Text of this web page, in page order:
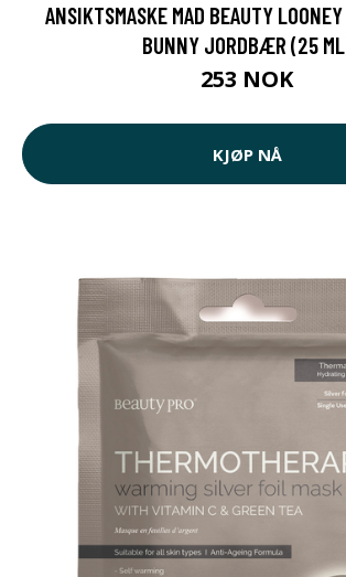
ANSIKTSMASKE MAD BEAUTY
BUNNY JORDBÆR (25
253 NOK
KJØP NÅ